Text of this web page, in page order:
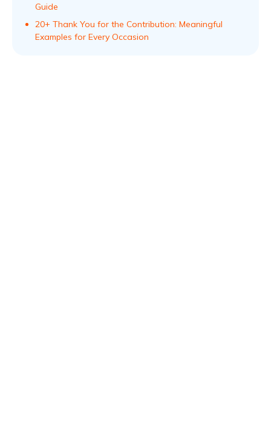
Guide
20+ Thank You for the Contribution: Meaningful
Examples for Every Occasion